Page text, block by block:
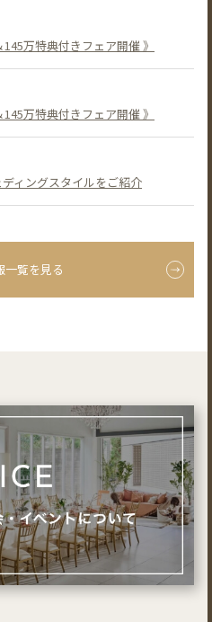
万特典付きフェア開催 》
万特典付きフェア開催 》
ィングスタイルをご紹介
一覧を見る